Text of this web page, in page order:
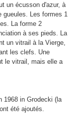
un écusson d'azur, à
gueules. Les formes 1
La forme 2
à ses pieds. La
un vitrail à la Vierge,
les clefs. Une
le vitrail, mais elle a
1968 in Grodecki (la
été ajoutés.